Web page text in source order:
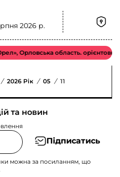
2026 р.
Орловська область.
/ 2026 Рік / 05 / 11
та новин
Підписатись
можна за посиланням, що